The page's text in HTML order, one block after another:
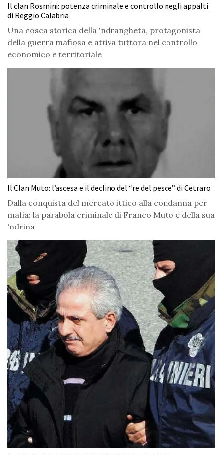
Il clan Rosmini: potenza criminale e controllo negli appalti
di Reggio Calabria
Una cosca storica della 'ndrangheta, protagonista
della guerra mafiosa e attiva tuttora nel controllo
economico e territoriale
Il Clan Muto: l’ascesa e il declino del “re del pesce” di Cetraro
Dalla conquista del mercato ittico alla condanna per
mafia: la parabola criminale di Franco Muto e della sua
'ndrina